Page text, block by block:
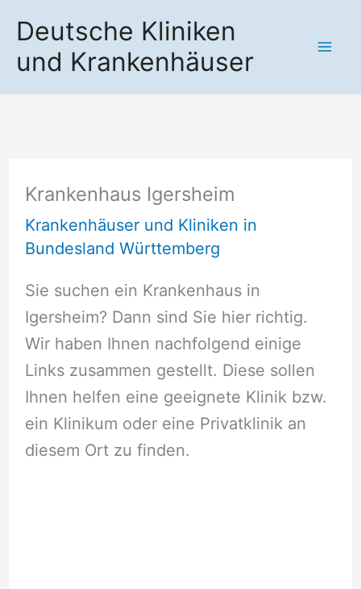
Inhalt
springen
Deutsche Kliniken
und Krankenhäuser
Krankenhaus Igersheim
Krankenhäuser und Kliniken in
Bundesland Württemberg
Sie suchen ein Krankenhaus in
Igersheim? Dann sind Sie hier richtig.
Wir haben Ihnen nachfolgend einige
Links zusammen gestellt. Diese sollen
Ihnen helfen eine geeignete Klinik bzw.
ein Klinikum oder eine Privatklinik an
diesem Ort zu finden.